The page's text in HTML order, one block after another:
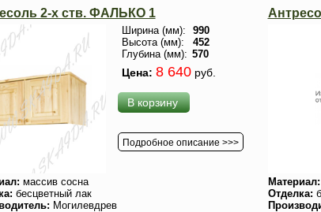
2-х ств. ФАЛЬКО 1
Ширина (мм):
990
Высота (мм):
452
Глубина (мм): 570
Цена: 8 640руб.
В корзину
Подробное описание >>>
массив сосна
бесцветный лак
Могилевдрев
Материал:
Отделка: